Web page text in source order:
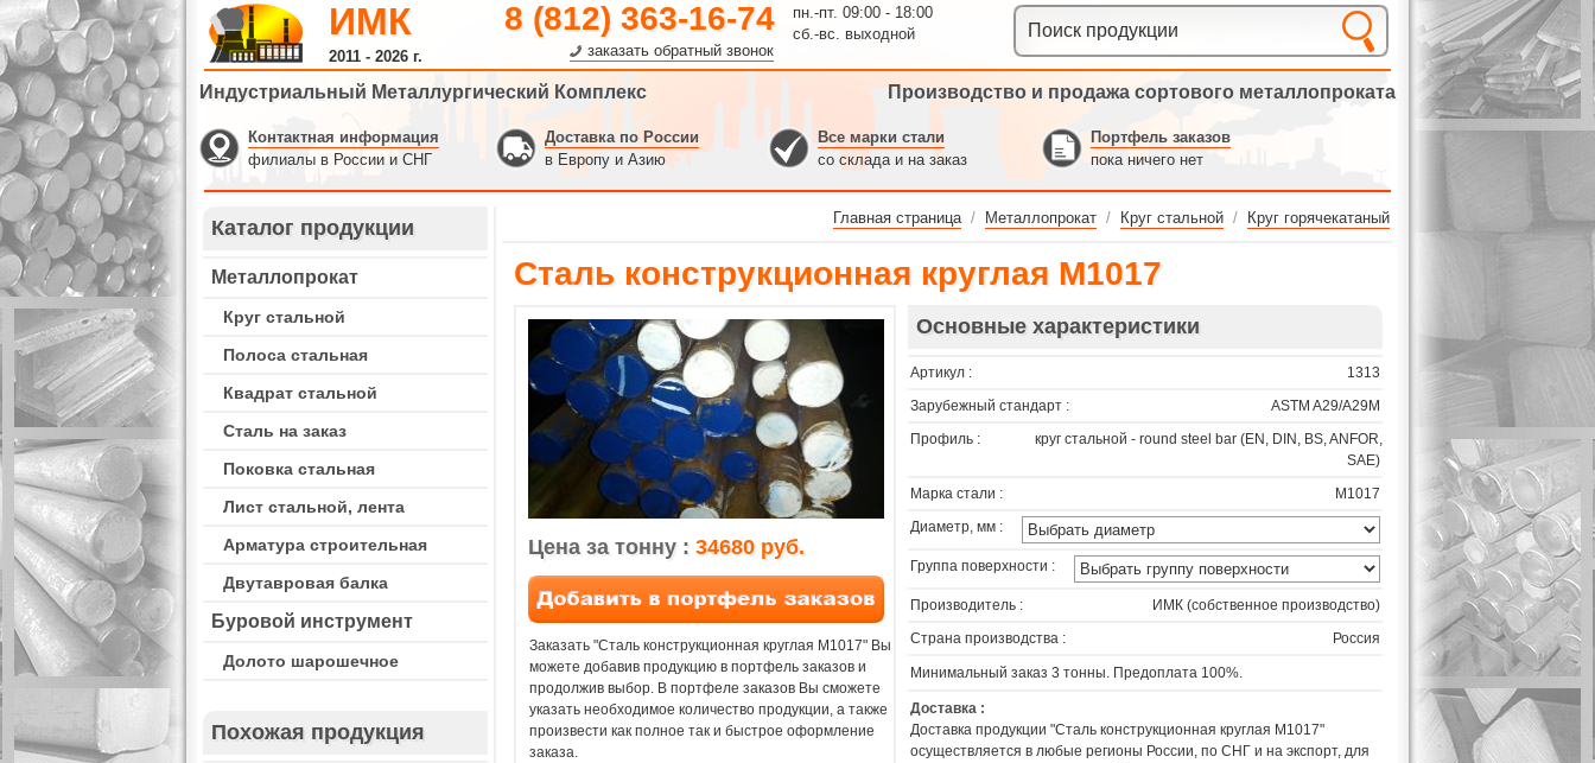
ИМК
2011 - 2026 г.
8 (812) 363-16-74
заказать обратный звонок
пн.-пт. 09:00 - 18:00
сб.-вс. выходной
Индустриальный Металлургический Комплекс Производство и продажа сортового металлопроката
Контактная информация
филиалы в России и СНГ
Доставка по России
в Европу и Азию
Все марки стали
со склада и на заказ
Портфель заказов
пока ничего нет
Каталог продукции
Металлопрокат
Круг стальной
Полоса стальная
Квадрат стальной
Сталь на заказ
Поковка стальная
Лист стальной, лента
Арматура строительная
Двутавровая балка
Буровой инструмент
Долото шарошечное
Похожая продукция
Главная страница / Металлопрокат / Круг стальной / Круг горячекатаный
Сталь конструкционная круглая M1017
Цена за тонну : 34680 руб.
Заказать "Сталь конструкционная круглая M1017" Вы
можете добавив продукцию в портфель заказов и
продолжив выбор. В портфеле заказов Вы сможете
указать необходимое количество продукции, а также
произвести как полное так и быстрое оформление
заказа.
Основные характеристики
Артикул :
1313
Зарубежный стандарт :
ASTM A29/A29M
Профиль :
круг стальной - round steel bar (EN, DIN, BS, ANFOR,
SAE)
Марка стали :
M1017
Диаметр, мм :
Группа поверхности :
Производитель :
ИМК (собственное производство)
Страна производства :
Россия
Минимальный заказ 3 тонны. Предоплата 100%.
Доставка :
Доставка продукции "Сталь конструкционная круглая M1017"
осуществляется в любые регионы России, по СНГ и на экспорт, для